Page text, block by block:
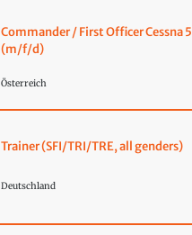
Commander / First Officer Cessna
(m/f/d)
Österreich
Trainer (SFI/TRI/TRE, all genders)
Deutschland